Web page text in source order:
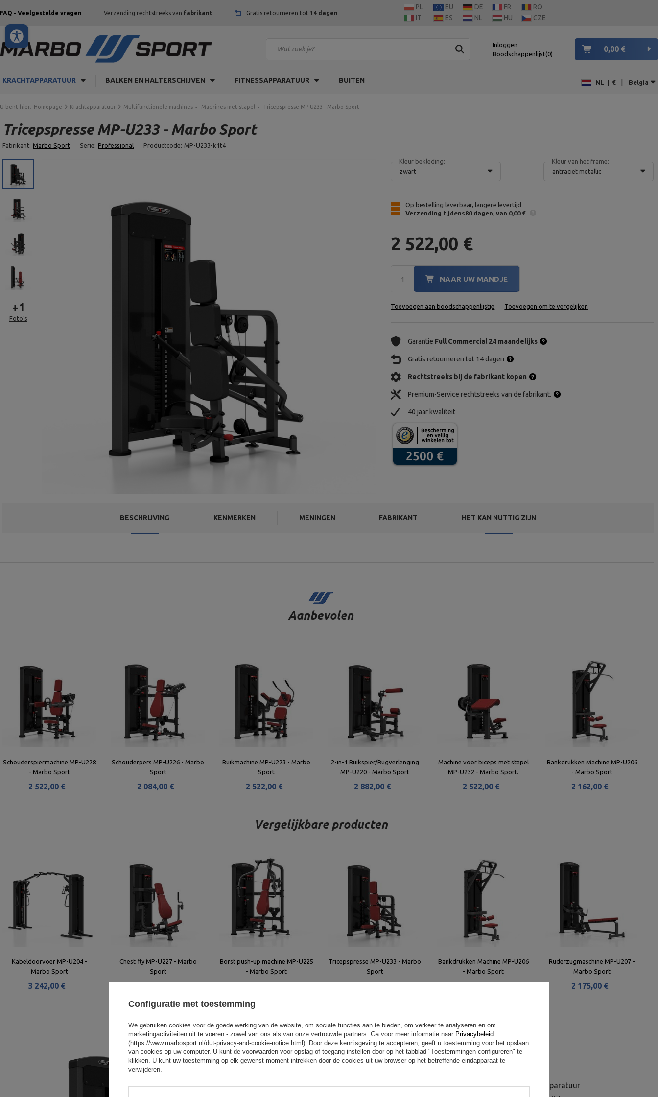
FAQ - Veelgestelde vragen Verzending rechtstreeks van fabrikant Gratis retourneren tot 14 dagen
PL EU DE FR
RO
IT
ES NL HU CZE
Inloggen
Boodschappenlijst 0
0,00 €
KRACHTAPPARATUUR BALKEN EN HALTERSCHIJVEN FITNESSAPPARATUUR BUITEN NL € | Belgia
U bent hier: Homepage Krachtapparatuur Multifunctionele machines Machines met stapel Tricepspresse MP-U233 - Marbo Sport
Tricepspresse MP-U233 - Marbo Sport
Fabrikant: Marbo Sport Serie: Professional Productcode: MP-U233-k1t4
+1
Foto's
Kleur bekleding:
zwart
Kleur van het frame:
antraciet metallic
Op bestelling leverbaar, langere levertijd
Verzending tijdens80 dagen van 0,00 €
2 522,00 €
NAAR UW MANDJE
Toevoegen aan boodschappenlijstje Toevoegen om te vergelijken
Garantie Full Commercial 24 maandelijks
Gratis retourneren tot 14 dagen
Rechtstreeks bij de fabrikant kopen
Premium-Service rechtstreeks van de fabrikant.
40 jaar kwaliteit
BESCHRIJVING KENMERKEN MENINGEN FABRIKANT HET KAN NUTTIG ZIJN
Aanbevolen
Schouderspiermachine MP-U228
- Marbo Sport
2 522,00 €
Schouderpers MP-U226 - Marbo
Sport
2 084,00 €
Buikmachine MP-U223 - Marbo
Sport
2 522,00 €
2-in-1 Buikspier/Rugverlenging
MP-U220 - Marbo Sport
2 882,00 €
Machine voor biceps met stapel
MP-U232 - Marbo Sport.
2 522,00 €
Bankdrukken Machine MP-U206
- Marbo Sport
2 162,00 €
Vergelijkbare producten
Kabeldoorvoer MP-U204 -
Marbo Sport
3 242,00 €
Chest fly MP-U227 - Marbo
Sport
Borst push-up machine MP-U225
- Marbo Sport
Tricepspresse MP-U233 - Marbo
Sport
Bankdrukken Machine MP-U206
- Marbo Sport
Ruderzugmaschine MP-U207 -
Marbo Sport
2 175,00 €
Als je op zoek bent naar absoluut compromisloze oplossingen, als je apparatuur
Configuratie met toestemming
We gebruiken cookies voor de goede werking van de website, om sociale functies aan te bieden, om verkeer te analyseren en om
marketingactiviteiten uit te voeren - zowel van ons als van onze vertrouwde partners. Ga voor meer informatie naar Privacybeleid
(https://www.marbosport.nl/dut-privacy-and-cookie-notice.html). Door deze kennisgeving te accepteren, geeft u toestemming voor het opslaan
van cookies op uw computer. U kunt de voorwaarden voor opslag of toegang instellen door op het tabblad "Toestemmingen configureren" te
klikken. U kunt uw toestemming op elk gewenst moment intrekken door de cookies uit uw browser op het betreffende eindapparaat te
verwijderen.